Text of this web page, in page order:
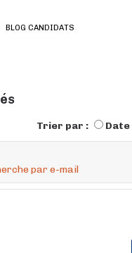
BLOG CANDIDATS
Trier par : Date
par e-mail